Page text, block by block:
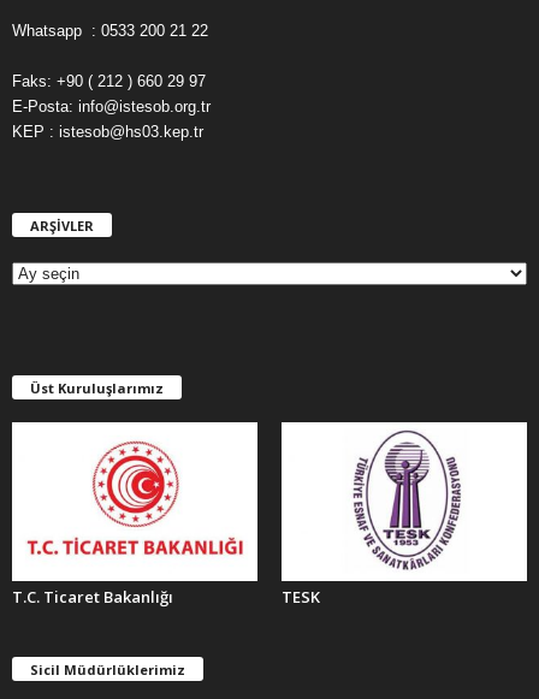
Whatsapp : 0533 200 21 22
Faks: +90 ( 212 ) 660 29 97
E-Posta: info@istesob.org.tr
KEP : istesob@hs03.kep.tr
ARŞİVLER
E
R
Üst Kuruluşlarımız
T.C. Ticaret Bakanlığı TESK
Sicil Müdürlüklerimiz